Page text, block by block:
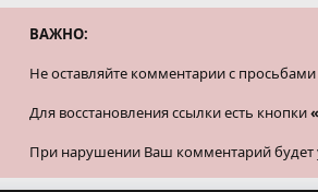
ВАЖНО:
Не оставляйте комментарии с
Для восстановления ссылки есть кнопки
При нарушении Ваш комментарий будет